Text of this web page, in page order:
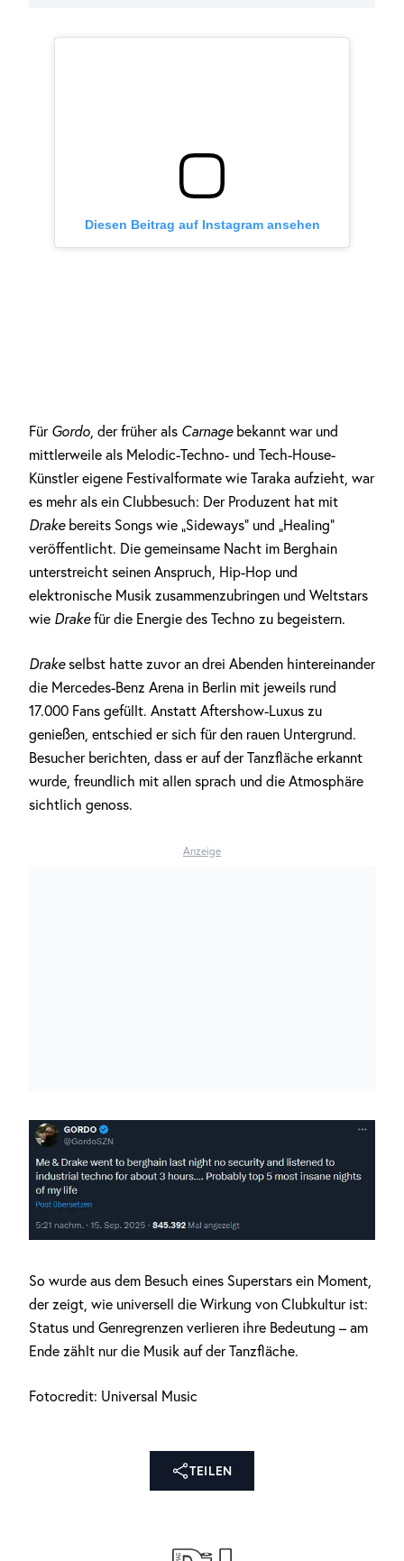
Diesen Beitrag auf Instagram ansehen
Für Gordo, der früher als Carnage bekannt war und
mittlerweile als Melodic-Techno- und Tech-House-
Künstler eigene Festivalformate wie Taraka aufzieht, war
es mehr als ein Clubbesuch: Der Produzent hat mit
Drake bereits Songs wie „Sideways“ und „Healing“
veröffentlicht. Die gemeinsame Nacht im Berghain
unterstreicht seinen Anspruch, Hip-Hop und
elektronische Musik zusammenzubringen und Weltstars
wie Drakefür die Energie des Techno zu begeistern.
Drakeselbst hatte zuvor an drei Abenden hintereinander
die Mercedes-Benz Arena in Berlin mit jeweils rund
17.000 Fans gefüllt. Anstatt Aftershow-Luxus zu
genießen, entschied er sich für den rauen Untergrund.
Besucher berichten, dass er auf der Tanzfläche erkannt
wurde, freundlich mit allen sprach und die Atmosphäre
sichtlich genoss.
Anzeige
So wurde aus dem Besuch eines Superstars ein Moment,
der zeigt, wie universell die Wirkung von Clubkultur ist:
Status und Genregrenzen verlieren ihre Bedeutung – am
Ende zählt nur die Musik auf der Tanzfläche.
Fotocredit: Universal Music
TEILEN